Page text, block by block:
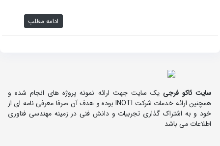
ادامه مطلب
سایت ئاکو فرجی یک سایت جهت ارائه نمونه پروژه های انجام شده و
همچنین ارائه خدمات شرکت INOTI بوده و هدف آن صرفا معرفی نامه ای از
خود و به اشتراک گذاری تجربیات و دانش فنی در زمینه مهندسی فناوری
اطلاعات می باشد